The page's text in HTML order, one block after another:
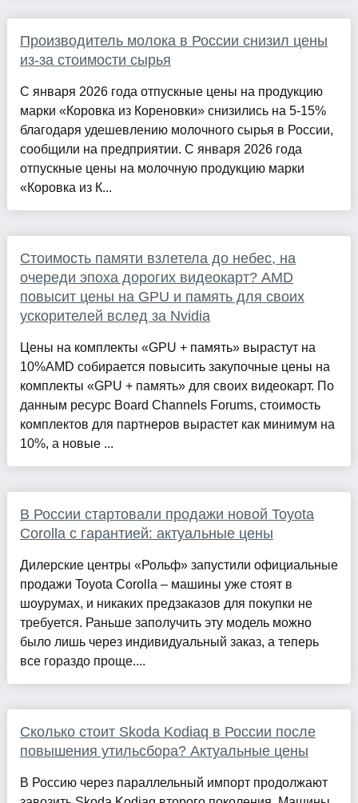
Производитель молока в России снизил цены
из-за стоимости сырья
С января 2026 года отпускные цены на продукцию
марки «Коровка из Кореновки» снизились на 5-15%
благодаря удешевлению молочного сырья в России,
сообщили на предприятии. С января 2026 года
отпускные цены на молочную продукцию марки
«Коровка из К...
Стоимость памяти взлетела до небес, на
очереди эпоха дорогих видеокарт? AMD
повысит цены на GPU и память для своих
ускорителей вслед за Nvidia
Цены на комплекты «GPU + память» вырастут на
10%AMD собирается повысить закупочные цены на
комплекты «GPU + память» для своих видеокарт. По
данным ресурс Board Channels Forums, стоимость
комплектов для партнеров вырастет как минимум на
10%, а новые ...
В России стартовали продажи новой Toyota
Corolla с гарантией: актуальные цены
Дилерские центры «Рольф» запустили официальные
продажи Toyota Corolla – машины уже стоят в
шоурумах, и никаких предзаказов для покупки не
требуется. Раньше заполучить эту модель можно
было лишь через индивидуальный заказ, а теперь
все гораздо проще....
Сколько стоит Skoda Kodiaq в России после
повышения утильсбора? Актуальные цены
В Россию через параллельный импорт продолжают